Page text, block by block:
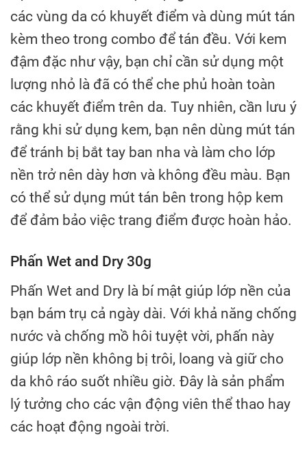
các vùng da có khuyết điểm và dùng mút tán
kèm theo trong combo để tán đều. Với kem
đậm đặc như vậy, bạn chỉ cần sử dụng một
lượng nhỏ là đã có thể che phủ hoàn toàn
các khuyết điểm trên da. Tuy nhiên, cần lưu ý
rằng khi sử dụng kem, bạn nên dùng mút tán
để tránh bị bắt tay ban nha và làm cho lớp
nền trở nên dày hơn và không đều màu. Bạn
có thể sử dụng mút tán bên trong hộp kem
để đảm bảo việc trang điểm được hoàn hảo.
Phấn Wet and Dry 30g
Phấn Wet and Dry là bí mật giúp lớp nền của
bạn bám trụ cả ngày dài. Với khả năng chống
nước và chống mồ hôi tuyệt vời, phấn này
giúp lớp nền không bị trôi, loang và giữ cho
da khô ráo suốt nhiều giờ. Đây là sản phẩm
lý tưởng cho các vận động viên thể thao hay
các hoạt động ngoài trời.